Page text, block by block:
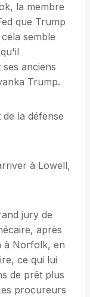
la membre
que Trump
semble
anciens
Trump.
la défense
à Lowell,
jury de
après
à Norfolk, en
ce qui lui
de prêt plus
procureurs